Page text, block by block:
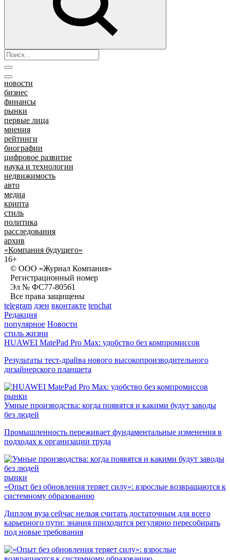
новости
бизнес
финансы
рынки
первые лица
мнения
рейтинги
биографии
цифровое развитие
наука и технологии
недвижимость
авто
медиа
крипта
стиль
политика
расследования
архив
«Компания будущего»
16+
© ООО «Журнал Компания»
Регистрационный номер
Эл № ФС77-80561
Все права защищены
telegram дзен вконтакте tenchat
Редакция
популярное Новости
стиль жизни
HUAWEI MatePad Pro Max: удобство без компромиссов
Результаты тест-драйва нового высокопроизводительного
дизайнерского планшета
рынки
Умные производства: когда появятся и какими будут заводы
без людей
Промышленность переживает фундаментальные изменения в
подходах к организации труда
рынки
«Опыт без обновления теряет силу»: взрослые возвращаются к
системному образованию
Диплом вуза сейчас нельзя считать достаточным для всего
карьерного пути: знания приходится регулярно пересобирать
под новые требования